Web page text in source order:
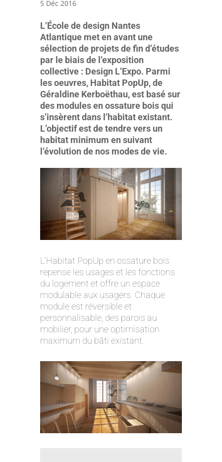
5 Déc 2016
L’École de design Nantes
Atlantique met en avant une
sélection de projets de fin d’études
par le biais de l’exposition
collective : Design L’Expo. Parmi
les oeuvres, Habitat PopUp, de
Géraldine Kerboëthau, est basé sur
des modules en ossature bois qui
s’insèrent dans l’habitat existant.
L’objectif est de tendre vers un
habitat minimum en suivant
l’évolution de nos modes de vie.
L’Habitat PopUp en ossature bois
repense les usages et les fonctions
du logement et offre un espace
modulable aux usagers. Chaque
module est réversible et
personnalisable, des parois au
mobilier, pour une optimisation
maximum du bâti existant.